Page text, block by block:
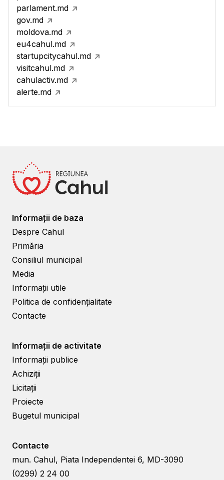
parlament.md
gov.md
moldova.md
eu4cahul.md
startupcitycahul.md
visitcahul.md
cahulactiv.md
alerte.md
Informații de baza
Despre Cahul
Primăria
Consiliul municipal
Media
Informații utile
Politica de confidențialitate
Contacte
Informații de activitate
Informații publice
Achiziții
Licitații
Proiecte
Bugetul municipal
Contacte
mun. Cahul, Piata Independentei 6, MD-3090
(0299) 2 24 00